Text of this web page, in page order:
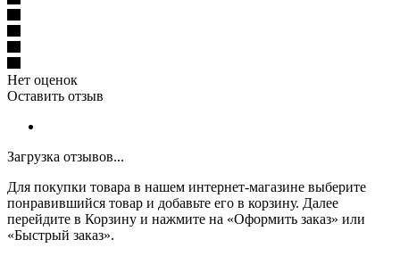
Нет оценок
Оставить отзыв
Загрузка отзывов...
Для покупки товара в нашем интернет-магазине выберите
понравившийся товар и добавьте его в корзину. Далее
перейдите в Корзину и нажмите на «Оформить заказ» или
«Быстрый заказ».